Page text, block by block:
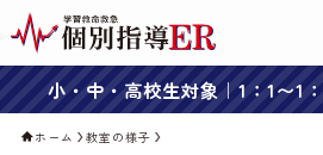
小・中・高校生対象｜1：1〜1
ホーム 教室の様子